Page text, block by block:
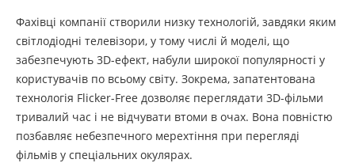
Фахівці компанії створили низку технологій, завдяки яким
світлодіодні телевізори, у тому числі й моделі, що
забезпечують 3D-ефект, набули широкої популярності у
користувачів по всьому світу. Зокрема, запатентована
технологія Flicker-Free дозволяє переглядати 3D-фільми
тривалий час і не відчувати втоми в очах. Вона повністю
позбавляє небезпечного мерехтіння при перегляді
фільмів у спеціальних окулярах.